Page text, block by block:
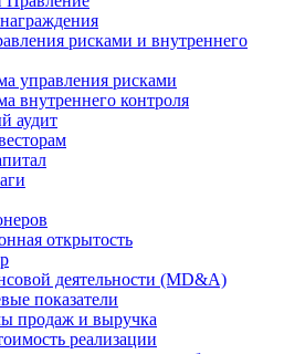
рисками и внутреннего
управления рисками
внутреннего контроля
аудит
открытость
деятельности (MD&A)
показатели
продаж и выручка
реализации